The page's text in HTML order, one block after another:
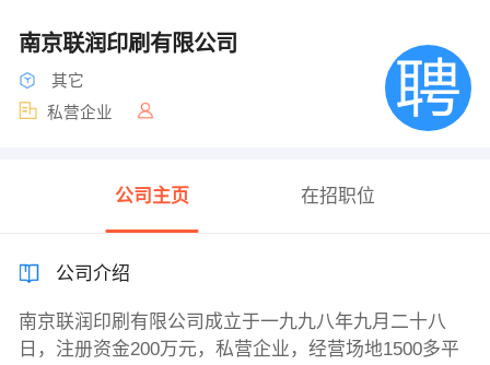
南京联润印刷有限公司
其它
私营企业
公司主页 在招职位
公司介绍
南京联润印刷有限公司成立于一九九八年九月二十八
日，注册资金200万元，私营企业，经营场地1500多平